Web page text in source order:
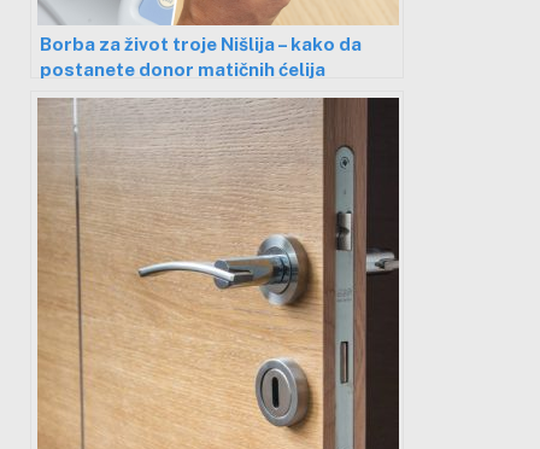
Borba za život troje Nišlija – kako da
postanete donor matičnih ćelija